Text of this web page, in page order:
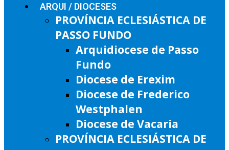
ARQUI / DIOCESES
PROVÍNCIA ECLESIÁSTICA DE
PASSO FUNDO
Arquidiocese de Passo
Fundo
Diocese de Erexim
Diocese de Frederico
Westphalen
Diocese de Vacaria
PROVÍNCIA ECLESIÁSTICA DE